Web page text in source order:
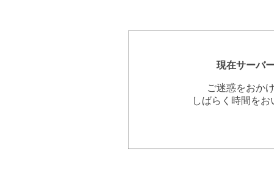
現在サーバ
ご迷惑をおか
しばらく時間を